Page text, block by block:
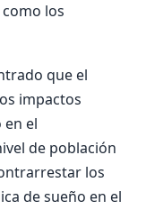
los
que el
impactos
en el
de población
los
de sueño en el